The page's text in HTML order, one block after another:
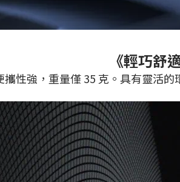
《輕巧舒
性強，重量僅 35 克。具有靈活